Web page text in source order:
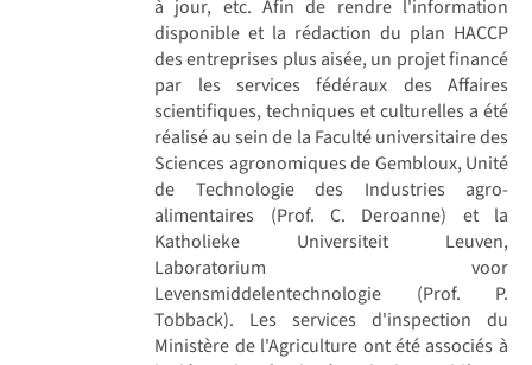
à jour, etc. Afin de rendre l'information
disponible et la rédaction du plan HACCP
des entreprises plus aisée, un projet financé
par les services fédéraux des Affaires
scientifiques, techniques et culturelles a été
réalisé au sein de la Faculté universitaire des
Sciences agronomiques de Gembloux, Unité
de Technologie des Industries agro-
alimentaires (Prof. C. Deroanne) et la
Katholieke Universiteit Leuven,
Laboratorium voor
Levensmiddelentechnologie (Prof. P.
Tobback). Les services d'inspection du
Ministère de l'Agriculture ont été associés à